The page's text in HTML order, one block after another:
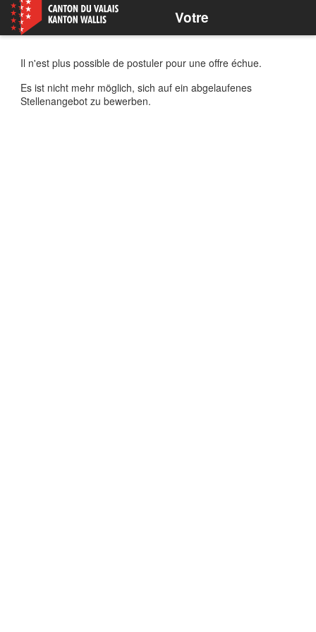
Votre
Il n'est plus possible de postuler pour une offre échue.
Es ist nicht mehr möglich, sich auf ein abgelaufenes
Stellenangebot zu bewerben.